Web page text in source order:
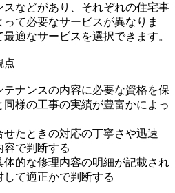
などがあり、それぞれの住宅事
て必要なサービスが異なりま
適なサービスを選択できます。
点
ナンスの内容に必要な資格を保
様の工事の実績が豊富かによっ
たときの対応の丁寧さや迅速
容で判断する
的な修理内容の明細が記載され
て適正かで判断する